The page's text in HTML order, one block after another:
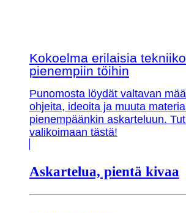
Kokoelma erilaisia
pienempiin töihin
Punomosta löydät valtavan
ohjeita, ideoita ja muuta
pienempäänkin askarteluun.
valikoimaan tästä!
Askartelua, pientä kivaa